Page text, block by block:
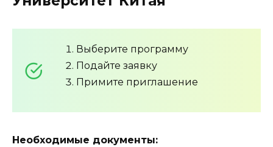
Выберите программу
Подайте заявку
Примите приглашение
Необходимые документы: